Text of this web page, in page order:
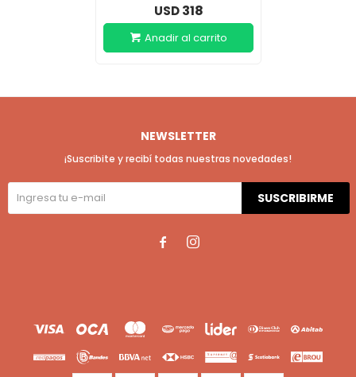
USD 318
NEWSLETTER
¡Suscribite y recibí todas nuestras novedades!
SUSCRIBIRME
 